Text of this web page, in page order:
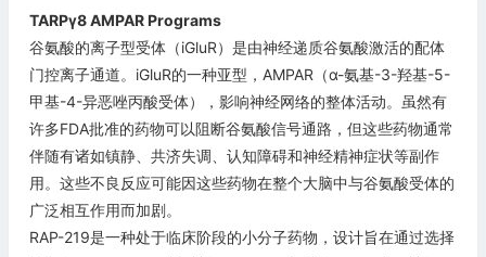
TARPγ8 AMPAR Programs
谷氨酸的离子型受体（iGluR）是由神经递质谷氨酸激活的配体
门控离子通道。iGluR的一种亚型，AMPAR（α-氨基-3-羟基-5-
甲基-4-异恶唑丙酸受体），影响神经网络的整体活动。虽然有
许多FDA批准的药物可以阻断谷氨酸信号通路，但这些药物通常
伴随有诸如镇静、共济失调、认知障碍和神经精神症状等副作
用。这些不良反应可能因这些药物在整个大脑中与谷氨酸受体的
广泛相互作用而加剧。
RAP-219是一种处于临床阶段的小分子药物，设计旨在通过选择